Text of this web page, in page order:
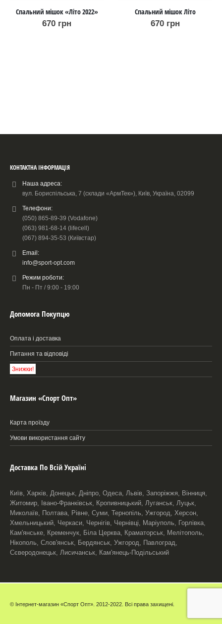
Спальний мішок «Літо 2022»
670 грн
Спальний мішок Літо
670 грн
КОНТАКТНА ІНФОРМАЦІЯ
Наша адреса:
вул. Бориспільська, 7 (склади «АрмТек»), Київ, Україна, 02099
Телефони:
(050) 865-89-39 (Vodafone)
(063) 981-68-14 (lifecell)
(067) 894-35-53 (Київстар)
Email:
info@sport-opt.com
Режим роботи:
Пн - Пт / 9:00 - 19:00
Допомога Покупцю
Оплата і доставка
Питання та відповіді
Знижки!
Магазин «Спорт Опт»
Карта проїзду
Умови використання сайту
Доставка По Всій Україні
Київ, Харків, Донецьк, Дніпро, Одеса, Львів, Запоріжжя, Вінниця,
Житомир, Івано-Франківськ, Кропивницький, Луганськ, Луцьк,
Миколаїв, Полтава, Рівне, Суми, Тернопіль, Ужгород, Херсон,
Хмельницький, Черкаси, Чернігів, Чернівці, Маріуполь, Горлівка,
Кам'янське, Кременчук, Біла Церква, Краматорськ, Мелітополь,
Нікополь, Слов'янськ, Бердянськ, Ужгород, Павлоград,
Сєверодонецьк, Лисичанськ, Кам'янець-Подільський
© Інтернет-магазин «Спорт Опт». 2012-2022. Всі права захищені.